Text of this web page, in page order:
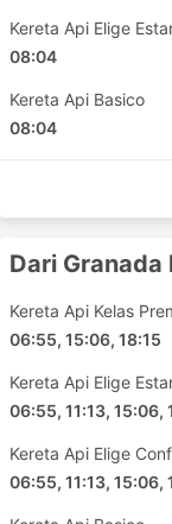
Albacete -
Murcia -
Barcelona -
Zaragoza -
Lyon -
Nimes -
Oviedo -
Seville -
Madrid -
Kereta Api Elige
08:04
Kereta Api Basico
08:04
Dari
Kereta Api Kelas
06:55, 15:06, 18:15
Kereta Api Elige
06:55, 11:13, 15:06,
Kereta Api Elige
06:55, 11:13, 15:06,